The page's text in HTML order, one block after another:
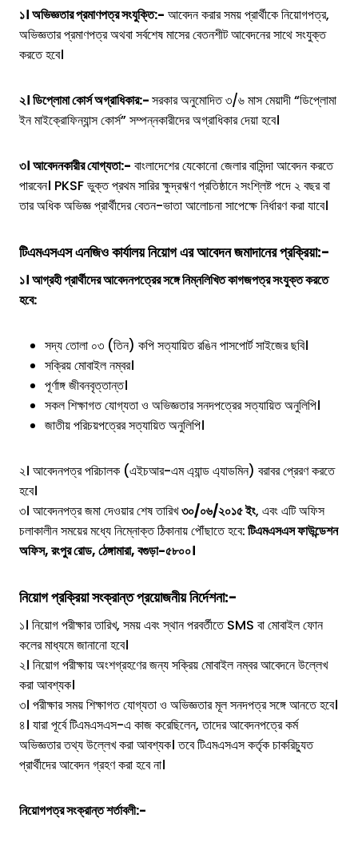
১। অভিজ্ঞতার প্রমাণপত্র সংযুক্তি:- আবেদন করার সময় প্রার্থীকে নিয়োগপত্র,
অভিজ্ঞতার প্রমাণপত্র অথবা সর্বশেষ মাসের বেতনশীট আবেদনের সাথে সংযুক্ত
করতে হবে।
২। ডিপ্লোমা কোর্স অগ্রাধিকার:-সরকার অনুমোদিত ৩/৬ মাস মেয়াদী “ডিপ্লোমা
ইন মাইক্রোফিন্যান্স কোর্স” সম্পন্নকারীদের অগ্রাধিকার দেয়া হবে।
৩। আবেদনকারীর যোগ্যতা:- বাংলাদেশের যেকোনো জেলার বাসিন্দা আবেদন করতে
পারবেন। PKSF ভুক্ত প্রথম সারির ক্ষুদ্রঋণ প্রতিষ্ঠানে সংশ্লিষ্ট পদে ২ বছর বা
তার অধিক অভিজ্ঞ প্রার্থীদের বেতন-ভাতা আলোচনা সাপেক্ষে নির্ধারণ করা যাবে।
টিএমএসএস এনজিওকার্যালয়নিয়োগ এর আবেদন জমাদানের প্রক্রিয়া:-
১। আগ্রহী প্রার্থীদের আবেদনপত্রের সঙ্গে নিম্নলিখিত কাগজপত্র সংযুক্ত করতে
হবে:
সদ্য তোলা ০৩ (তিন) কপি সত্যায়িত রঙিন পাসপোর্ট সাইজের ছবি।
সক্রিয় মোবাইল নম্বর।
পূর্ণাঙ্গ জীবনবৃত্তান্ত।
সকল শিক্ষাগত যোগ্যতা ও অভিজ্ঞতার সনদপত্রের সত্যায়িত অনুলিপি।
জাতীয় পরিচয়পত্রের সত্যায়িত অনুলিপি।
২। আবেদনপত্র পরিচালক (এইচআর-এম এ্যান্ড এ্যাডমিন) বরাবর প্রেরণ করতে
হবে।
৩। আবেদনপত্র জমা দেওয়ার শেষ তারিখ৩০/০৬/২০১৫ ইং, এবং এটি অফিস
চলাকালীন সময়ের মধ্যে নিম্নোক্ত ঠিকানায় পৌঁছাতে হবে:টিএমএসএস ফাউন্ডেশন
অফিস, রংপুর রোড, ঠেঙ্গামারা, বগুড়া-৫৮০০।
নিয়োগ প্রক্রিয়া সংক্রান্ত প্রয়োজনীয় নির্দেশনা:-
১। নিয়োগ পরীক্ষার তারিখ, সময় এবং স্থান পরবর্তীতে SMS বা মোবাইল ফোন
কলের মাধ্যমে জানানো হবে।
২। নিয়োগ পরীক্ষায় অংশগ্রহণের জন্য সক্রিয় মোবাইল নম্বর আবেদনে উল্লেখ
করা আবশ্যক।
৩। পরীক্ষার সময় শিক্ষাগত যোগ্যতা ও অভিজ্ঞতার মূল সনদপত্র সঙ্গে আনতে হবে।
৪। যারা পূর্বে টিএমএসএস-এ কাজ করেছিলেন, তাদের আবেদনপত্রে কর্ম
অভিজ্ঞতার তথ্য উল্লেখ করা আবশ্যক। তবে টিএমএসএস কর্তৃক চাকরিচ্যুত
প্রার্থীদের আবেদন গ্রহণ করা হবে না।
নিয়োগপত্র সংক্রান্ত শর্তাবলী:-